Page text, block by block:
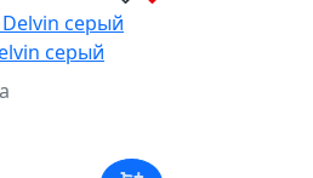
серый